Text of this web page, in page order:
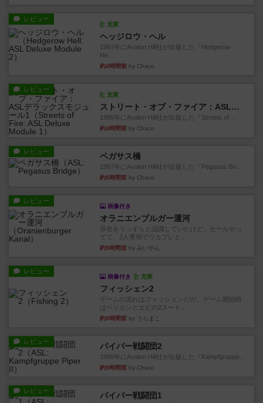
レビュー
充実
ヘッジロウ・ヘル
1987年にAvalon Hill社が出版した『Hedgerow
He...
約4時間前 by Chaco
レビュー
充実
ストリート・オブ・ファイア：ASLデラックスモジュール1
1985年にAvalon Hill社が出版した『Streets of ...
約4時間前 by Chaco
レビュー ペガサス橋
1997年にAvalon Hill社が出版した『Pegasus Bri...
約5時間前 by Chaco
レビュー
画像付き
オラニエンブルガー運河
存在をうっすらと認識していたけど、セールやっ
てて、2人専用でワカプレと...
約5時間前 by みいやん
レビュー
画像付き 充実
フィッシェン2
ゲームの流れはフィッシェンだが、ゲーム開始時
はペリカンとエビの2スート...
約5時間前 by うらまこ
レビュー パイパー戦闘団2
1996年にAvalon Hill社が出版した『Kampfgruppe...
約5時間前 by Chaco
レビュー パイパー戦闘団1